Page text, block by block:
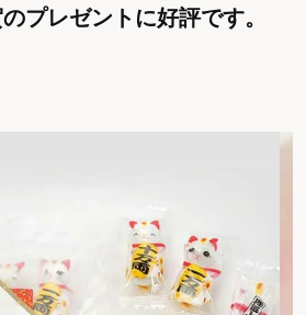
プレゼントに好評です。